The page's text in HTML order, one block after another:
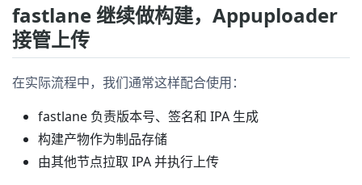
fastlane 继续做构建，Appuploader
接管上传
在实际流程中，我们通常这样配合使用：
fastlane 负责版本号、签名和 IPA 生成
构建产物作为制品存储
由其他节点拉取 IPA 并执行上传